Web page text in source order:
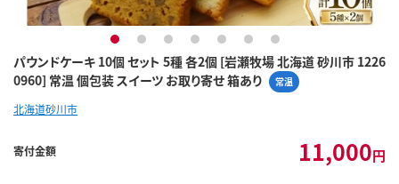
パウンドケーキ 10個 セット 5種 各2個 [岩瀬牧場 北海道 砂川市 1226
0960] 常温 個包装 スイーツ お取り寄せ 箱あり
常温
1 2 3 4 5 6 7
北海道砂川市
寄付金額 11,000円